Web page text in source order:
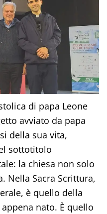
di papa Leone
avviato da papa
della sua vita,
sottotitolo
la chiesa non solo
Nella Sacra Scrittura,
è quello della
nato. È quello